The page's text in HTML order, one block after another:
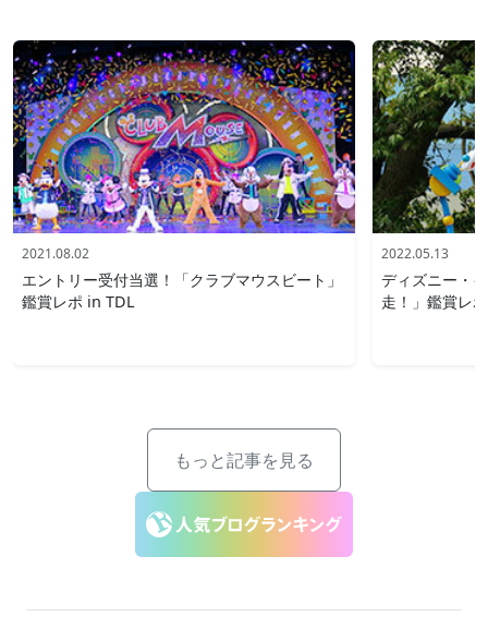
2021.08.02
エントリー受付当選！「クラブマウスビート」
鑑賞レポ in TDL
2022.05.13
ディズニー・
走！」鑑賞レ
もっと記事を見る